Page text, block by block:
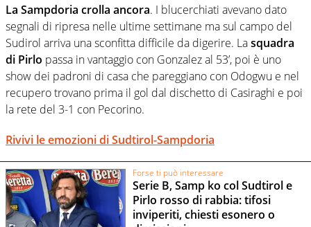
La Sampdoria crolla ancora. I blucerchiati avevano dato
segnali di ripresa nelle ultime settimane ma sul campo del
Sudirol arriva una sconfitta difficile da digerire. Lasquadra
di Pirlo passa in vantaggio con Gonzalez al 53’, poi è uno
show dei padroni di casa che pareggiano con Odogwu e nel
recupero trovano prima il gol dal dischetto di Casiraghi e poi
la rete del 3-1 con Pecorino.
Rivivi le emozioni di Sudtirol-Sampdoria
Forse ti può interessare
Serie B, Samp ko col Sudtirol e
Pirlo rosso di rabbia: tifosi
inviperiti, chiesti esonero o